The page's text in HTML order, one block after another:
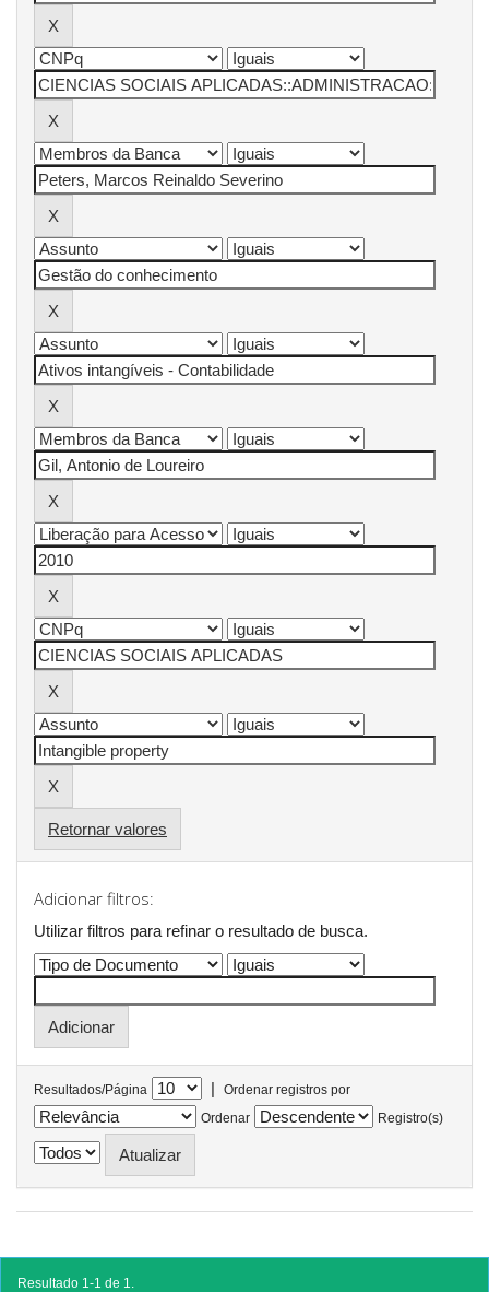
Retornar valores
Adicionar filtros:
Utilizar filtros para refinar o resultado de busca.
Resultados/Página |
Ordenar registros por
Ordenar
Registro(s)
Resultado 1-1 de 1.